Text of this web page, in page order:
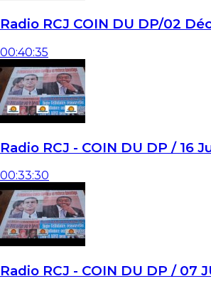
Radio RCJ COIN DU DP/02
00:40:35
Radio RCJ - COIN DU DP / 16
00:33:30
Radio RCJ - COIN DU DP / 07